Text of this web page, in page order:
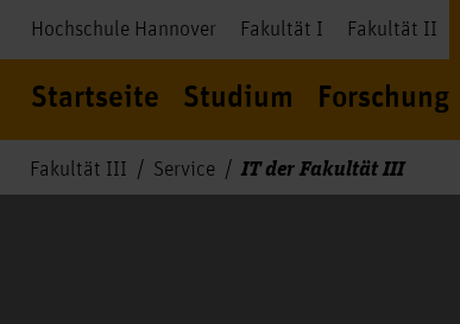
Hochschule Hannover Fakultät I Fakultät II
Startseite Studium Forschung
Fakultät III Service IT der Fakultät III